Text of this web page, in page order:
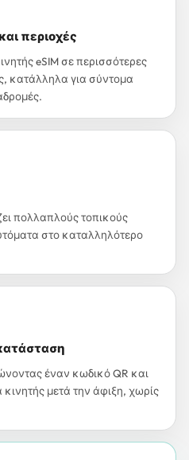
περιοχές
eSIM σε περισσότερες
κατάλληλα για σύντομα
πολλαπλούς τοπικούς
στο καταλληλότερο
έναν κωδικό QR και
μετά την άφιξη, χωρίς